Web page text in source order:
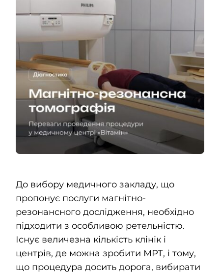
Kontakty
До вибору медичного закладу, що
пропонує послуги магнітно-
резонансного дослідження, необхідно
підходити з особливою ретельністю.
Існує величезна кількість клінік і
центрів, де можна зробити МРТ, і тому,
що процедура досить дорога, вибирати